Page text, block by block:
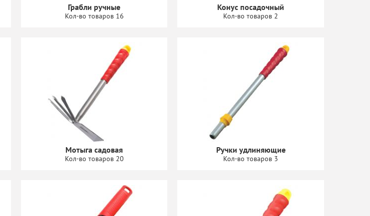
Грабли ручные
Кол-во товаров 16
Конус посадочный
Кол-во товаров 2
Мотыга садовая
Кол-во товаров 20
Ручки удлиняющие
Кол-во товаров 3